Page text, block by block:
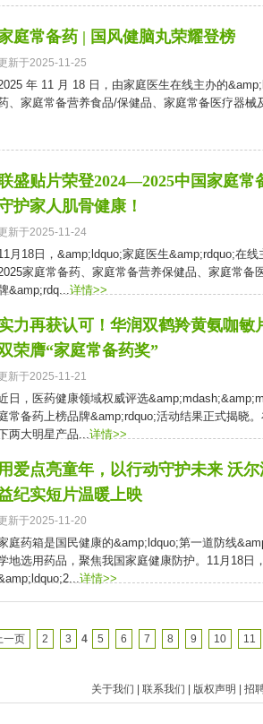
庭常备药 | 国风健脑丸荣耀登榜
新于2025-11-25
年 11 月 18 日，由家庭医生在线主办的
、家庭常备营养食品/保健品、家庭常备医疗器械
盛贴片荣登2024—2025中国家庭常
护家人肌骨健康！
新于2025-11-24
月18日，&amp;ldquo;家庭医生&amp;rdquo;在
家庭常备药、家庭常备营养保健品、家庭常备
牌&amp;rdq...详情>>
力再获认可！华润双鹤羚黄氨咖敏
荣膺“家庭常备药奖”
新于2025-11-21
日，医药健康领域权威评选
常备药上榜品牌&amp;rdquo;活动结果正式揭晓
两大明星产品...详情>>
爱点亮童年，以行动守护未来 沃
纪实短片温暖上映
新于2025-11-20
庭药箱是国民健康的&amp;ldquo;第一道防线
地选用药品，聚焦我国家庭健康防护。11月18日
详情>>
一页 2 3 4 5 6 7 8 9 10 11
关于我们 联系我们 版权声明 招